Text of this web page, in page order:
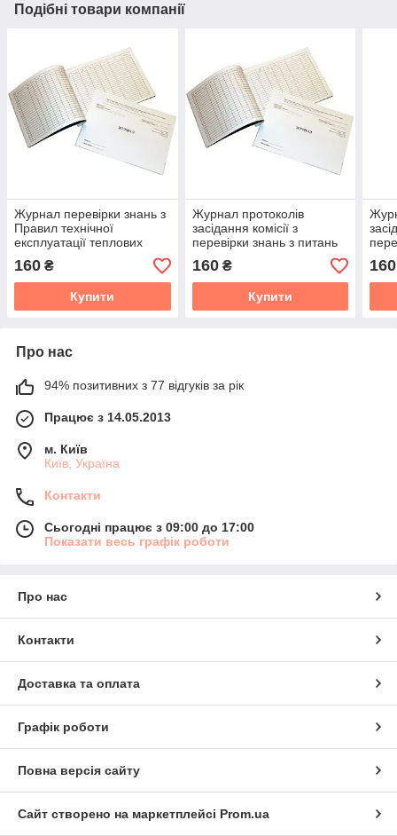
Подібні товари компанії
Журнал перевірки знань з
Правил технічної
експлуатації теплових
установок і мереж та НД з
охорони праці
160 ₴
Купити
Журнал протоколів
засідання комісії з
перевірки знань з питань
охорони праці
160₴
Купити
160
Про нас
94% позитивних з 77 відгуків за рік
Працює з 14.05.2013
м. Київ
Київ, Україна
Контакти
Сьогодні працює з 09:00 до 17:00
Показати весь графік роботи
Про нас
Контакти
Доставка та оплата
Графік роботи
Повна версія сайту
Сайт створено на маркетплейсі Prom.ua